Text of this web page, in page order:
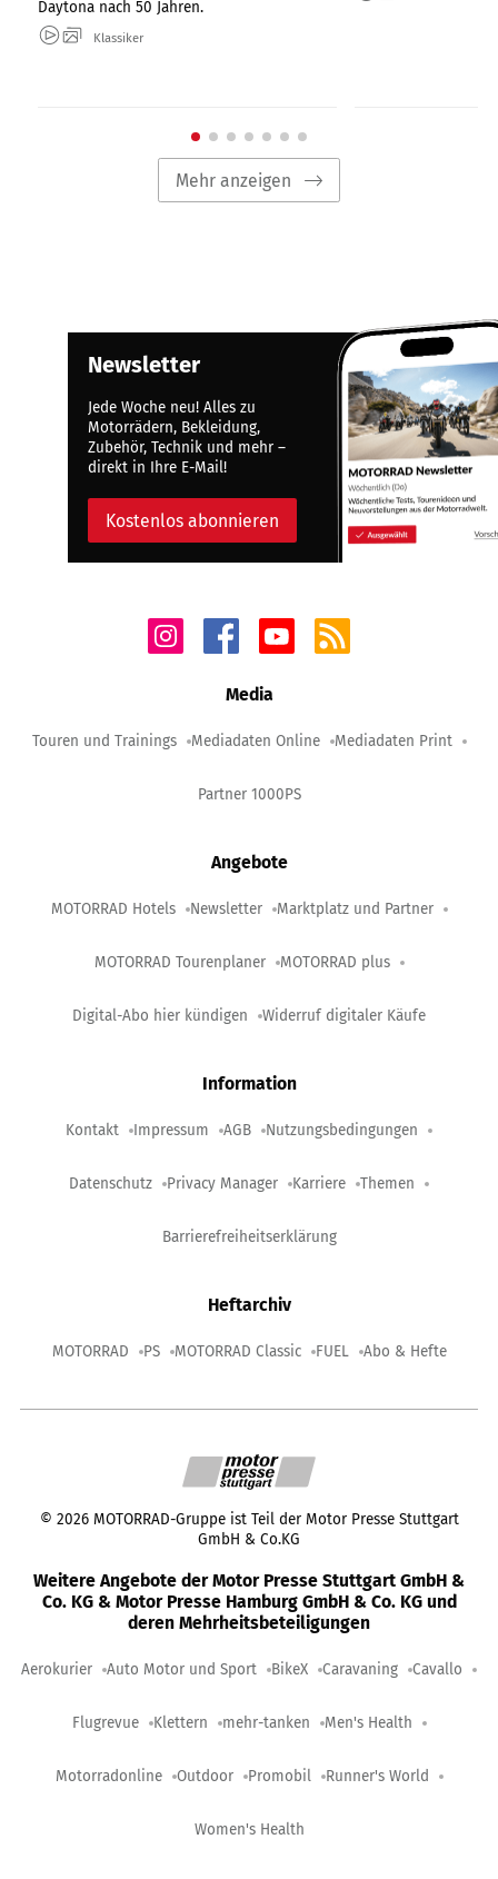
Daytona nach 50 Jahren.
Klassiker
Mehr anzeigen
Newsletter
Jede Woche neu! Alles zu
Motorrädern, Bekleidung,
Zubehör, Technik und mehr –
direkt in Ihre E-Mail!
Kostenlos abonnieren
Media
Touren und Trainings Mediadaten Online Mediadaten Print
Partner 1000PS
Angebote
MOTORRAD Hotels Newsletter Marktplatz und Partner
MOTORRAD Tourenplaner MOTORRAD plus
Digital-Abo hier kündigen Widerruf digitaler Käufe
Information
Kontakt Impressum AGB Nutzungsbedingungen
Datenschutz Privacy Manager Karriere Themen
Barrierefreiheitserklärung
Heftarchiv
MOTORRAD PS MOTORRAD Classic FUEL Abo & Hefte
© 2026 MOTORRAD-Gruppe ist Teil der Motor Presse Stuttgart
GmbH & Co.KG
Weitere Angebote der Motor Presse Stuttgart GmbH &
Co. KG & Motor Presse Hamburg GmbH & Co. KG und
deren Mehrheitsbeteiligungen
Aerokurier Auto Motor und Sport BikeX Caravaning Cavallo
Flugrevue Klettern mehr-tanken Men's Health
Motorradonline Outdoor Promobil Runner's World
Women's Health